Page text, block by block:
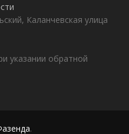
Каланчевская улица
указании обратной
.